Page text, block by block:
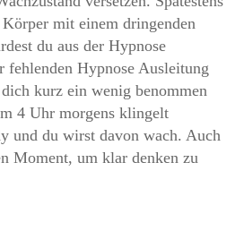
mit einem dringenden
du aus der Hypnose
fehlenden Hypnose Ausleitung
kurz ein wenig benommen
4 Uhr morgens klingelt
und du wirst davon wach. Auch
Moment, um klar denken zu